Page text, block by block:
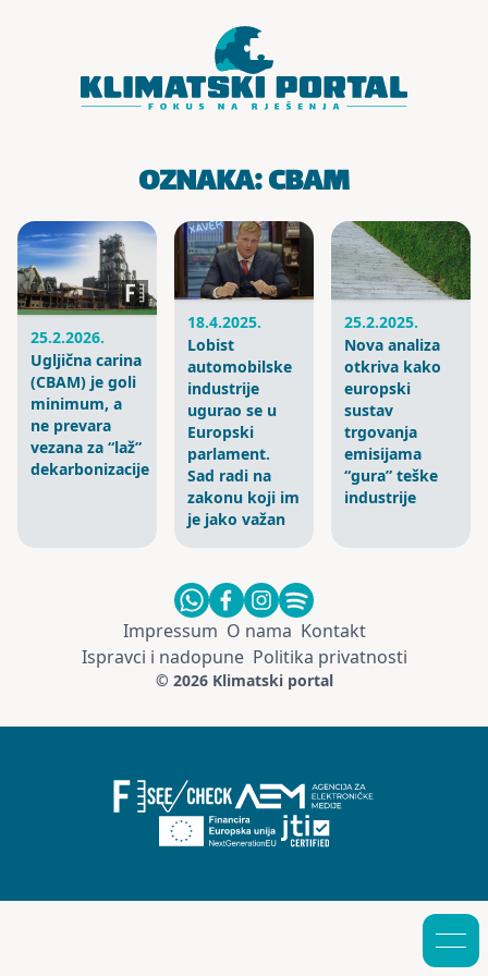
OZNAKA:CBAM
25.2.2026.
Ugljična carina
(CBAM) je goli
minimum, a
ne prevara
vezana za “laž”
dekarbonizacije
18.4.2025.
Lobist
automobilske
industrije
ugurao se u
Europski
parlament.
Sad radi na
zakonu koji im
je jako važan
25.2.2025.
Nova analiza
otkriva kako
europski
sustav
trgovanja
emisijama
“gura” teške
industrije
Impressum O nama Kontakt
Ispravci i nadopune Politika privatnosti
© 2026 Klimatski portal